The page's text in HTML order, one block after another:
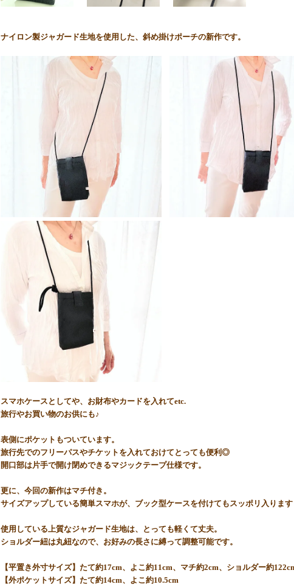
ナイロン製ジャガード生地を使用した、斜め掛けポーチの新作です。
スマホケースとしてや、お財布やカードを入れてetc.
旅行やお買い物のお供にも♪
表側にポケットもついています。
旅行先でのフリーパスやチケットを入れておけてとっても便利◎
開口部は片手で開け閉めできるマジックテープ仕様です。
更に、今回の新作はマチ付き。
サイズアップしている簡単スマホが、ブック型ケースを付けてもスッポリ入ります
使用している上質なジャガード生地は、とっても軽くて丈夫。
ショルダー紐は丸紐なので、お好みの長さに縛って調整可能です。
【平置き外寸サイズ】たて約17cm、よこ約11cm、マチ約2cm、ショルダー約
【外ポケットサイズ】たて約14cm、よこ約10.5cm